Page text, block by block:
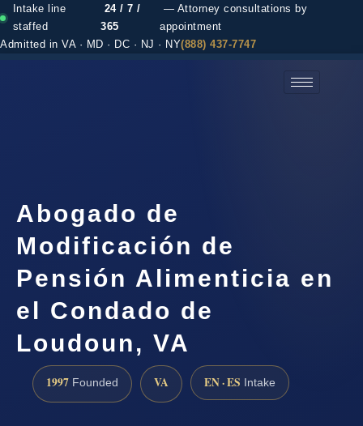
Intake line
staffed
24 / 7 /
365
— Attorney consultations by
appointment
Admitted in VA · MD · DC · NJ · NY(888) 437-7747
Abogado de
Modificación de
Pensión Alimenticia en
el Condado de
Loudoun, VA
1997 Founded VA EN · ES Intake